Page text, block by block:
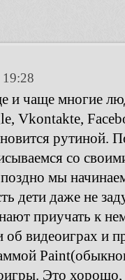
и чаще многие
Vkontakte,
рутиной.
со
мы
дети даже не
приучать к
видеоиграх и
Это